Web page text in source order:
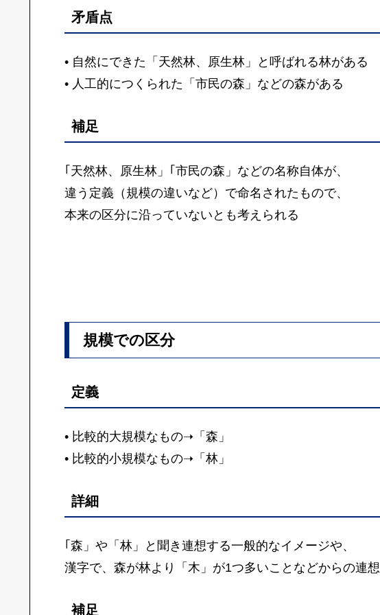
矛盾点
• 自然にできた「天然林、原生林」と呼ばれる林がある
• 人工的につくられた「市民の森」などの森がある
補足
｢天然林、原生林」｢市民の森」などの名称自体が、
違う定義（規模の違いなど）で命名されたもので、
本来の区分に沿っていないとも考えられる
規模での区分
定義
• 比較的大規模なもの➝「森」
• 比較的小規模なもの➝「林」
詳細
｢森」や「林」と聞き連想する一般的なイメージや、
漢字で、森が林より「木」が1つ多いことなどからの連想
補足